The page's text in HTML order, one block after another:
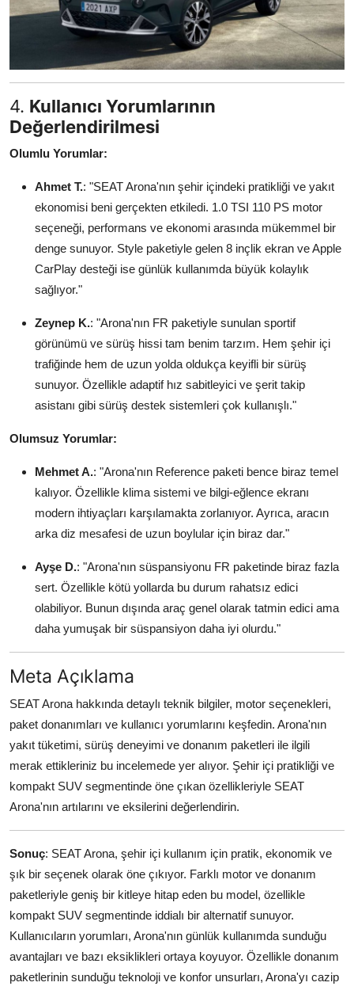
4. Kullanıcı Yorumlarının
Değerlendirilmesi
Olumlu Yorumlar:
Ahmet T.: "SEAT Arona'nın şehir içindeki pratikliği ve yakıt
ekonomisi beni gerçekten etkiledi. 1.0 TSI 110 PS motor
seçeneği, performans ve ekonomi arasında mükemmel bir
denge sunuyor. Style paketiyle gelen 8 inçlik ekran ve Apple
CarPlay desteği ise günlük kullanımda büyük kolaylık
sağlıyor."
Zeynep K.: "Arona'nın FR paketiyle sunulan sportif
görünümü ve sürüş hissi tam benim tarzım. Hem şehir içi
trafiğinde hem de uzun yolda oldukça keyifli bir sürüş
sunuyor. Özellikle adaptif hız sabitleyici ve şerit takip
asistanı gibi sürüş destek sistemleri çok kullanışlı."
Olumsuz Yorumlar:
Mehmet A.: "Arona'nın Reference paketi bence biraz temel
kalıyor. Özellikle klima sistemi ve bilgi-eğlence ekranı
modern ihtiyaçları karşılamakta zorlanıyor. Ayrıca, aracın
arka diz mesafesi de uzun boylular için biraz dar."
Ayşe D.: "Arona'nın süspansiyonu FR paketinde biraz fazla
sert. Özellikle kötü yollarda bu durum rahatsız edici
olabiliyor. Bunun dışında araç genel olarak tatmin edici ama
daha yumuşak bir süspansiyon daha iyi olurdu."
Meta Açıklama
SEAT Arona hakkında detaylı teknik bilgiler, motor seçenekleri,
paket donanımları ve kullanıcı yorumlarını keşfedin. Arona'nın
yakıt tüketimi, sürüş deneyimi ve donanım paketleri ile ilgili
merak ettikleriniz bu incelemede yer alıyor. Şehir içi pratikliği ve
kompakt SUV segmentinde öne çıkan özellikleriyle SEAT
Arona'nın artılarını ve eksilerini değerlendirin.
Sonuç: SEAT Arona, şehir içi kullanım için pratik, ekonomik ve
şık bir seçenek olarak öne çıkıyor. Farklı motor ve donanım
paketleriyle geniş bir kitleye hitap eden bu model, özellikle
kompakt SUV segmentinde iddialı bir alternatif sunuyor.
Kullanıcıların yorumları, Arona'nın günlük kullanımda sunduğu
avantajları ve bazı eksiklikleri ortaya koyuyor. Özellikle donanım
paketlerinin sunduğu teknoloji ve konfor unsurları, Arona'yı cazip